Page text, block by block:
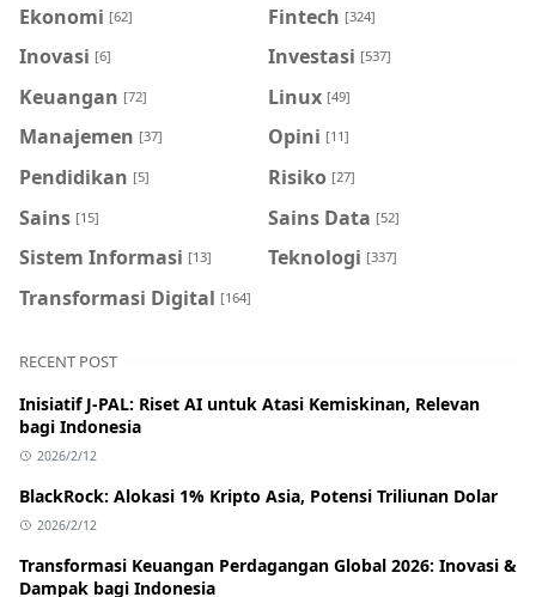
Ekonomi [62] Fintech [324]
Inovasi [6] Investasi [537]
Keuangan [72] Linux [49]
Manajemen [37] Opini [11]
Pendidikan [5] Risiko [27]
Sains [15] Sains Data [52]
Sistem Informasi [13] Teknologi [337]
Transformasi Digital [164]
RECENT POST
Inisiatif J-PAL: Riset AI untuk Atasi Kemiskinan, Relevan
bagi Indonesia
2026/2/12
BlackRock: Alokasi 1% Kripto Asia, Potensi Triliunan Dolar
2026/2/12
Transformasi Keuangan Perdagangan Global 2026: Inovasi &
Dampak bagi Indonesia